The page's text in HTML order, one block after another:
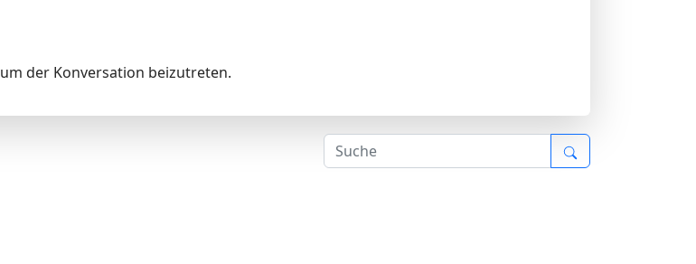
um der Konversation beizutreten.